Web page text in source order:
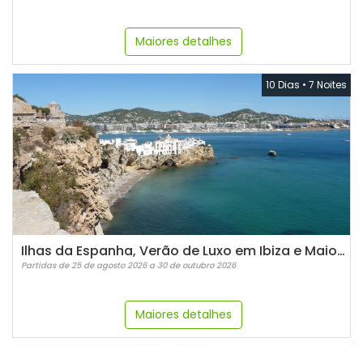
Maiores detalhes
10 Dias • 7 Noites
Ilhas da Espanha, Verão de Luxo em Ibiza e Maiorca
Partidas de 25 de agosto 2026 a 30 de outubro 2026
Maiores detalhes